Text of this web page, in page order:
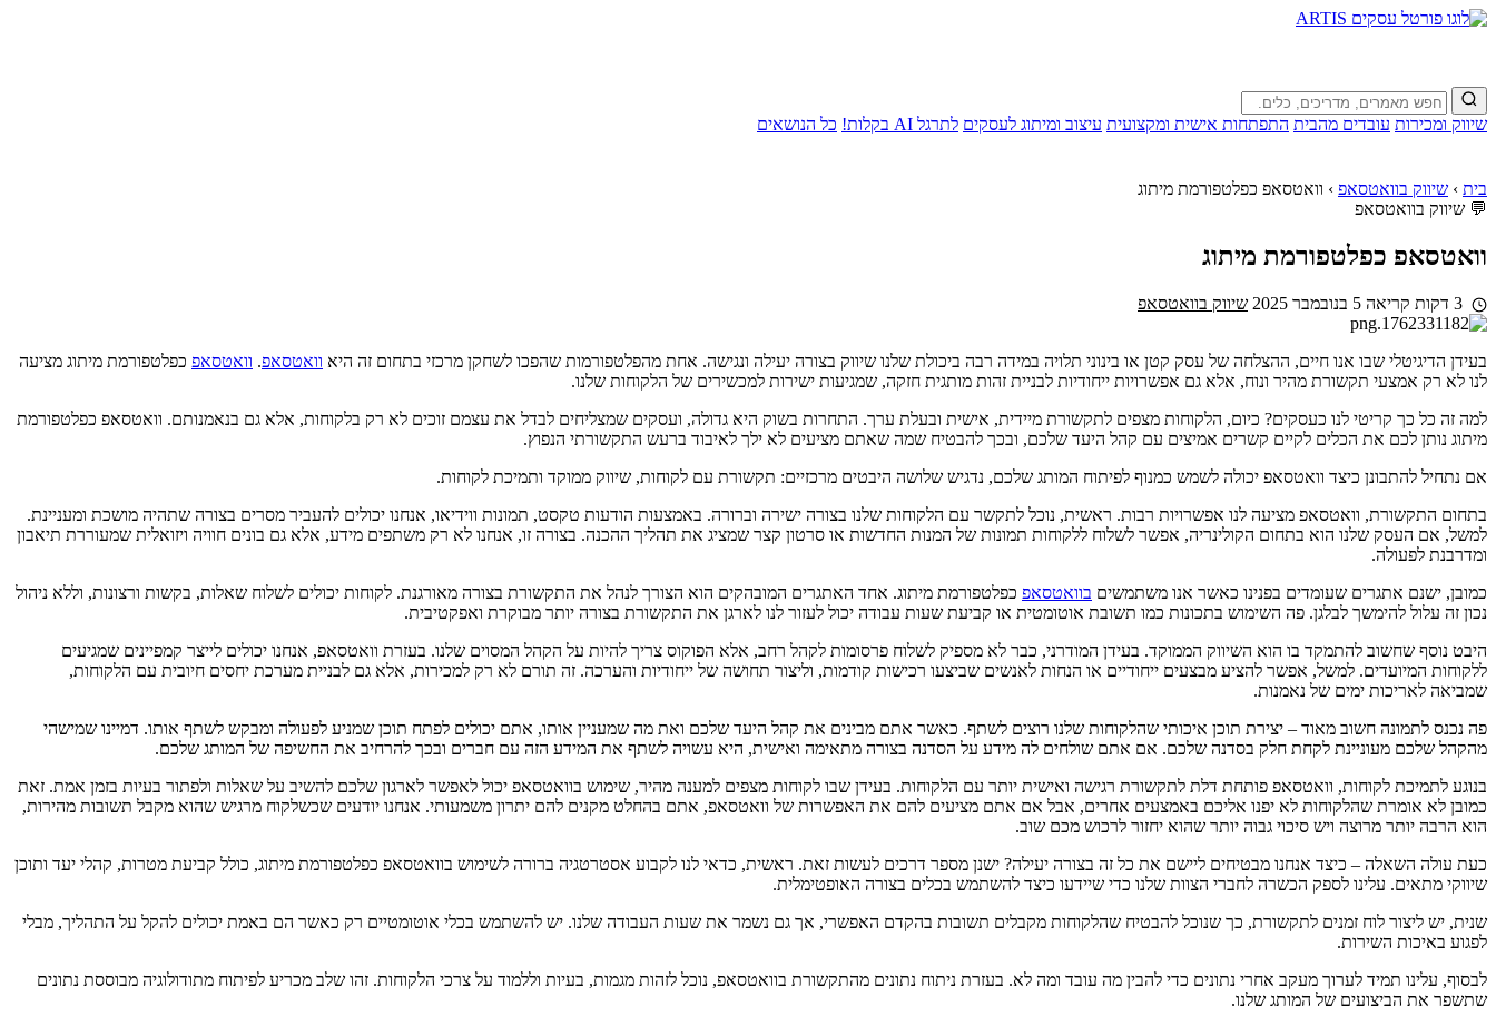
שיווק ומכירות עובדים מהבית התפתחות אישית ומקצועית עיצוב ומיתוג לעסקים לתרגל AI בקלות! כל הנושאים
בית › שיווק בוואטסאפ › וואטסאפ כפלטפורמת מיתוג
💬 שיווק בוואטסאפ
וואטסאפ כפלטפורמת מיתוג
5 בנובמבר 2025 שיווק בוואטסאפ
בעידן הדיגיטלי שבו אנו חיים, ההצלחה של עסק קטן או בינוני תלויה במידה רבה ביכולת שלנו שיווק בצורה יעילה ונגישה. אחת מהפלטפורמות שהפכו לשחקן מרכזי בתחום זה היא וואטסאפ. וואטסאפ כפלטפורמת מיתוג מציעה
לנו לא רק אמצעי תקשורת מהיר ונוח, אלא גם אפשרויות ייחודיות לבניית זהות מותגית חזקה, שמגיעות ישירות למכשירים של הלקוחות שלנו.
למה זה כל כך קריטי לנו כעסקים? כיום, הלקוחות מצפים לתקשורת מיידית, אישית ובעלת ערך. התחרות בשוק היא גדולה, ועסקים שמצליחים לבדל את עצמם זוכים לא רק בלקוחות, אלא גם בנאמנותם. וואטסאפ כפלטפורמת
מיתוג נותן לכם את הכלים לקיים קשרים אמיצים עם קהל היעד שלכם, ובכך להבטיח שמה שאתם מציעים לא ילך לאיבוד ברעש התקשורתי הנפוץ.
אם נתחיל להתבונן כיצד וואטסאפ יכולה לשמש כמנוף לפיתוח המותג שלכם, נדגיש שלושה היבטים מרכזיים: תקשורת עם לקוחות, שיווק ממוקד ותמיכת לקוחות.
בתחום התקשורת, וואטסאפ מציעה לנו אפשרויות רבות. ראשית, נוכל לתקשר עם הלקוחות שלנו בצורה ישירה וברורה. באמצעות הודעות טקסט, תמונות ווידיאו, אנחנו יכולים להעביר מסרים בצורה שתהיה מושכת ומעניינת.
למשל, אם העסק שלנו הוא בתחום הקולינריה, אפשר לשלוח ללקוחות תמונות של המנות החדשות או סרטון קצר שמציג את תהליך ההכנה. בצורה זו, אנחנו לא רק משתפים מידע, אלא גם בונים חוויה ויזואלית שמעוררת תיאבון
ומדרבנת לפעולה.
כמובן, ישנם אתגרים שעומדים בפנינו כאשר אנו משתמשים בוואטסאפ כפלטפורמת מיתוג. אחד האתגרים המובהקים הוא הצורך לנהל את התקשורת בצורה מאורגנת. לקוחות יכולים לשלוח שאלות, בקשות ורצונות, וללא ניהול
נכון זה עלול להימשך לבלגן. פה השימוש בתכונות כמו תשובת אוטומטית או קביעת שעות עבודה יכול לעזור לנו לארגן את התקשורת בצורה יותר מבוקרת ואפקטיבית.
היבט נוסף שחשוב להתמקד בו הוא השיווק הממוקד. בעידן המודרני, כבר לא מספיק לשלוח פרסומות לקהל רחב, אלא הפוקוס צריך להיות על הקהל המסוים שלנו. בעזרת וואטסאפ, אנחנו יכולים לייצר קמפיינים שמגיעים
ללקוחות המיועדים. למשל, אפשר להציע מבצעים ייחודיים או הנחות לאנשים שביצעו רכישות קודמות, וליצור תחושה של ייחודיות והערכה. זה תורם לא רק למכירות, אלא גם לבניית מערכת יחסים חיובית עם הלקוחות,
שמביאה לאריכות ימים של נאמנות.
פה נכנס לתמונה חשוב מאוד – יצירת תוכן איכותי שהלקוחות שלנו רוצים לשתף. כאשר אתם מבינים את קהל היעד שלכם ואת מה שמעניין אותו, אתם יכולים לפתח תוכן שמניע לפעולה ומבקש לשתף אותו. דמיינו שמישהי
מהקהל שלכם מעוניינת לקחת חלק בסדנה שלכם. אם אתם שולחים לה מידע על הסדנה בצורה מתאימה ואישית, היא עשויה לשתף את המידע הזה עם חברים ובכך להרחיב את החשיפה של המותג שלכם.
בנוגע לתמיכת לקוחות, וואטסאפ פותחת דלת לתקשורת רגישה ואישית יותר עם הלקוחות. בעידן שבו לקוחות מצפים למענה מהיר, שימוש בוואטסאפ יכול לאפשר לארגון שלכם להשיב על שאלות ולפתור בעיות בזמן אמת. זאת
כמובן לא אומרת שהלקוחות לא יפנו אליכם באמצעים אחרים, אבל אם אתם מציעים להם את האפשרות של וואטסאפ, אתם בהחלט מקנים להם יתרון משמעותי. אנחנו יודעים שכשלקוח מרגיש שהוא מקבל תשובות מהירות,
הוא הרבה יותר מרוצה ויש סיכוי גבוה יותר שהוא יחזור לרכוש מכם שוב.
כעת עולה השאלה – כיצד אנחנו מבטיחים ליישם את כל זה בצורה יעילה? ישנן מספר דרכים לעשות זאת. ראשית, כדאי לנו לקבוע אסטרטגיה ברורה לשימוש בוואטסאפ כפלטפורמת מיתוג, כולל קביעת מטרות, קהלי יעד ותוכן
שיווקי מתאים. עלינו לספק הכשרה לחברי הצוות שלנו כדי שיידעו כיצד להשתמש בכלים בצורה האופטימלית.
שנית, יש ליצור לוח זמנים לתקשורת, כך שנוכל להבטיח שהלקוחות מקבלים תשובות בהקדם האפשרי, אך גם נשמר את שעות העבודה שלנו. יש להשתמש בכלי אוטומטיים רק כאשר הם באמת יכולים להקל על התהליך, מבלי
לפגוע באיכות השירות.
לבסוף, עלינו תמיד לערוך מעקב אחרי נתונים כדי להבין מה עובד ומה לא. בעזרת ניתוח נתונים מהתקשורת בוואטסאפ, נוכל לזהות מגמות, בעיות וללמוד על צרכי הלקוחות. זהו שלב מכריע לפיתוח מתודולוגיה מבוססת נתונים
שתשפר את הביצועים של המותג שלנו.